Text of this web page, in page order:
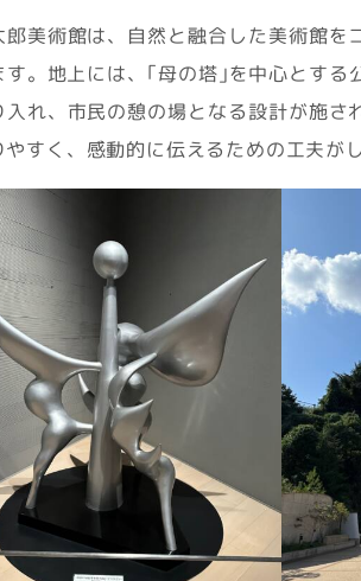
郎美術館は、自然と融合した美術館
す。地上には、｢母の塔｣を中心とす
入れ、市民の憩の場となる設計が施
やすく、感動的に伝えるための工夫が